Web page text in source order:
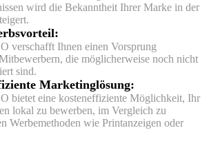
wird die Bekanntheit Ihrer Marke in der
verschafft Ihnen einen Vorsprung
die möglicherweise noch nicht
sind.
Marketinglösung:
bietet eine kosteneffiziente Möglichkeit, Ihr
lokal zu bewerben, im Vergleich zu
Werbemethoden wie Printanzeigen oder